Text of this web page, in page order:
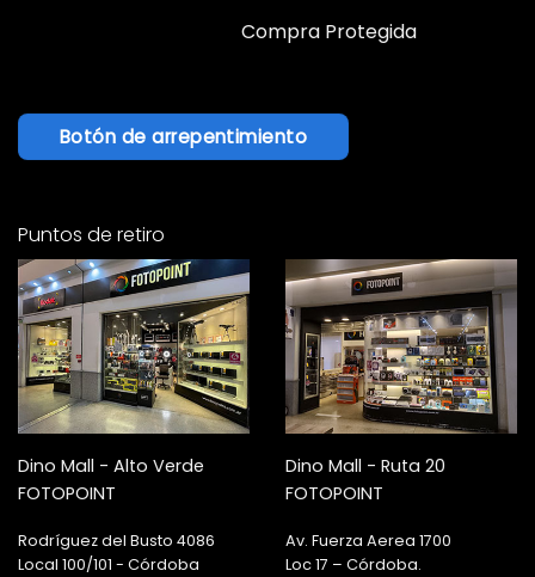
Compra Protegida
Botón de arrepentimiento
Puntos de retiro
Dino Mall - Alto Verde
FOTOPOINT
Rodríguez del Busto 4086
Local 100/101 - Córdoba
Dino Mall - Ruta 20
FOTOPOINT
Av. Fuerza Aerea 1700
Loc 17 – Córdoba.